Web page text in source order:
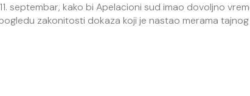
septembar, kako bi Apelacioni sud imao dovoljno
zakonitosti dokaza koji je nastao merama tajnog